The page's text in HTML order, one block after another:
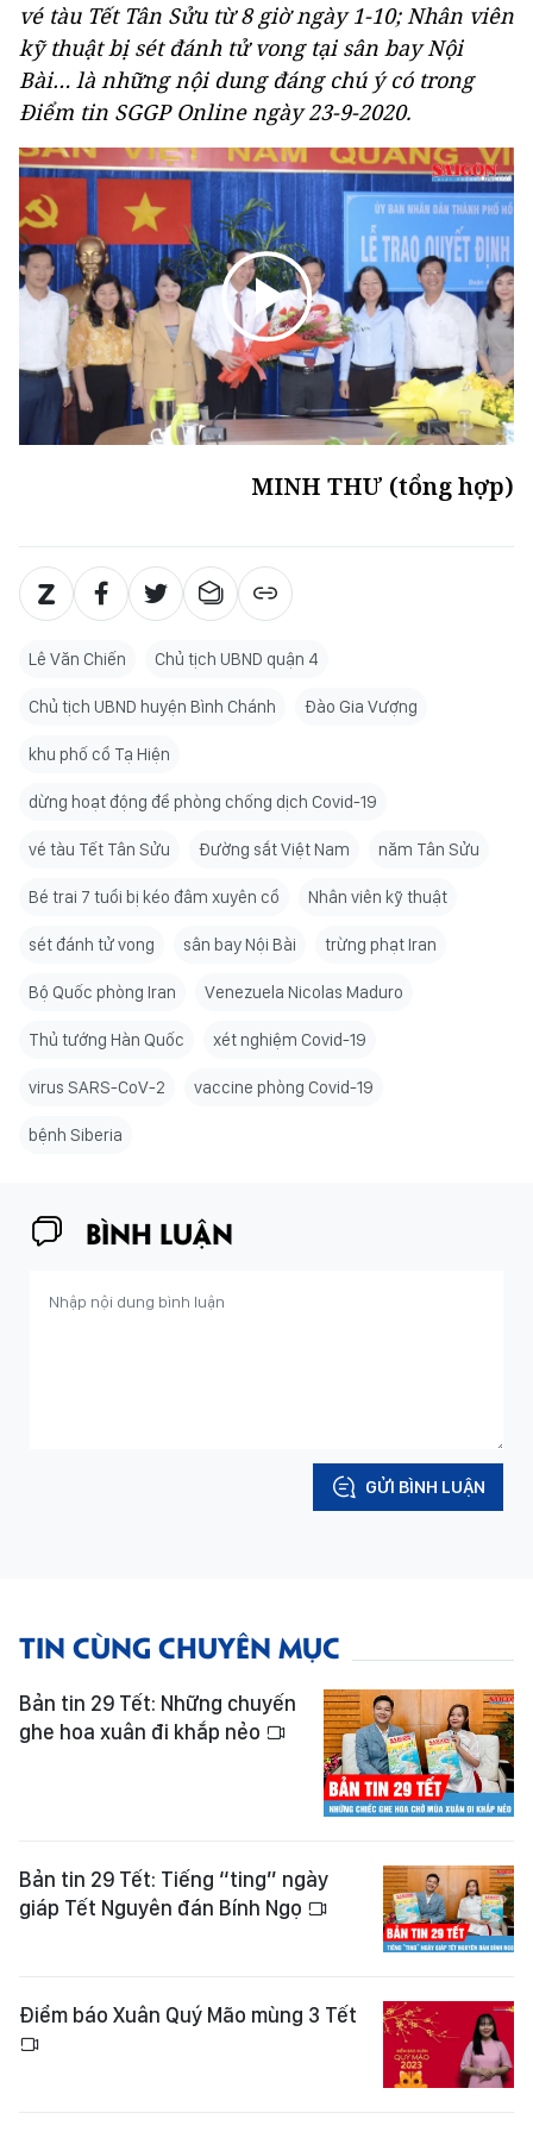
vé tàu Tết Tân Sửu từ 8 giờ ngày 1-10; Nhân viên
kỹ thuật bị sét đánh tử vong tại sân bay Nội
Bài… là những nội dung đáng chú ý có trong
Điểm tin SGGP Online ngày 23-9-2020.
MINH THƯ (tổng hợp)
Lê Văn Chiến Chủ tịch UBND quận 4
Chủ tịch UBND huyện Bình Chánh Đào Gia Vượng
khu phố cổ Tạ Hiện
dừng hoạt động để phòng chống dịch Covid-19
vé tàu Tết Tân Sửu Đường sắt Việt Nam năm Tân Sửu
Bé trai 7 tuổi bị kéo đâm xuyên cổ Nhân viên kỹ thuật
sét đánh tử vong sân bay Nội Bài trừng phạt Iran
Bộ Quốc phòng Iran Venezuela Nicolas Maduro
Thủ tướng Hàn Quốc xét nghiệm Covid-19
virus SARS-CoV-2 vaccine phòng Covid-19
bệnh Siberia
BÌNH LUẬN
GỬI BÌNH LUẬN
TIN CÙNG CHUYÊN MỤC
Bản tin 29 Tết: Những chuyến
ghe hoa xuân đi khắp nẻo
Bản tin 29 Tết: Tiếng “ting” ngày
giáp Tết Nguyên đán Bính Ngọ
Điểm báo Xuân Quý Mão mùng 3 Tết